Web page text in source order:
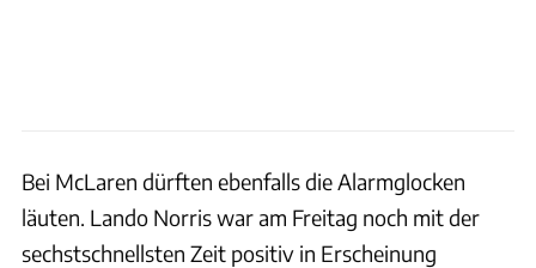
Bei McLaren dürften ebenfalls die Alarmglocken
läuten. Lando Norris war am Freitag noch mit der
sechstschnellsten Zeit positiv in Erscheinung